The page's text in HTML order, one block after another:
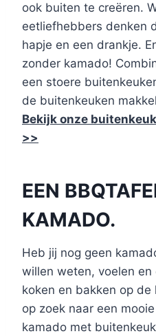
ook buiten te creëren.
eetliefhebbers denken
hapje en een drankje.
zonder kamado!
een stoere
de buitenkeuken
Bekijk onze
>>
EEN
KAMADO.
Heb jij nog geen
willen weten, voelen
koken en bakken op
op zoek naar een
kamado met